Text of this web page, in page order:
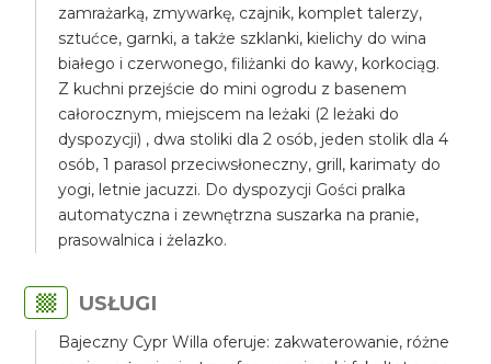
zamrażarką, zmywarkę, czajnik, komplet talerzy,
sztućce, garnki, a także szklanki, kielichy do wina
białego i czerwonego, filiżanki do kawy, korkociąg.
Z kuchni przejście do mini ogrodu z basenem
całorocznym, miejscem na leżaki (2 leżaki do
dyspozycji) , dwa stoliki dla 2 osób, jeden stolik dla 4
osób, 1 parasol przeciwsłoneczny, grill, karimaty do
yogi, letnie jacuzzi. Do dyspozycji Gości pralka
automatyczna i zewnętrzna suszarka na pranie,
prasowalnica i żelazko.
USŁUGI
Bajeczny Cypr Willa oferuje: zakwaterowanie, różne